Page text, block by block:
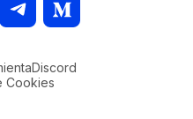
Discord
Cookies